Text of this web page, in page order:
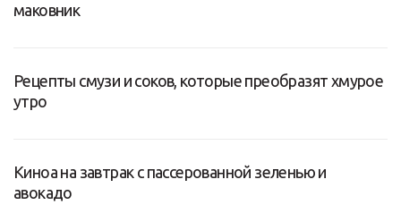
маковник
Рецепты смузи и соков, которые преобразят хмурое
утро
Киноа на завтрак с пассерованной зеленью и
авокадо